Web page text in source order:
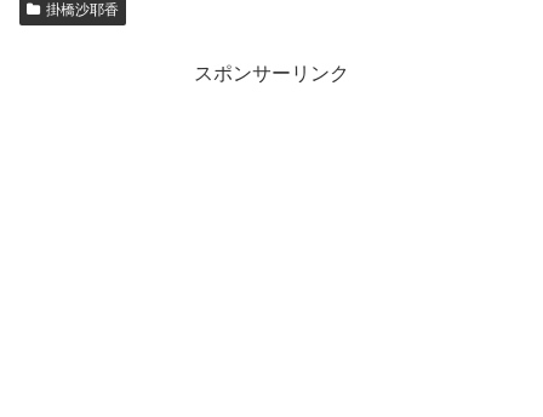
掛橋沙耶香
スポンサーリンク